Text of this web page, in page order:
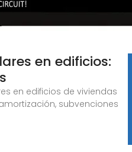
en edificios:
en edificios de viviendas
subvenciones